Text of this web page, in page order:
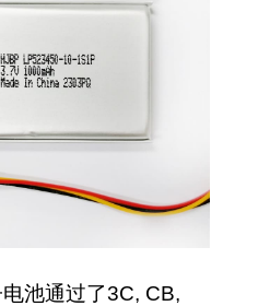
池通过了3C, CB,